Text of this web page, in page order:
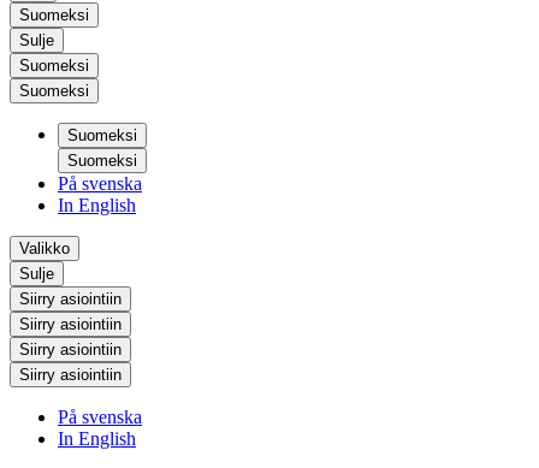
Suomeksi
Sulje
Suomeksi
Suomeksi
Suomeksi
Suomeksi
På svenska
In English
Valikko
Sulje
Siirry asiointiin
Siirry asiointiin
Siirry asiointiin
Siirry asiointiin
På svenska
In English